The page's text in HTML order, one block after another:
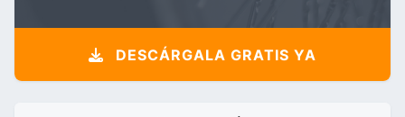
DESCÁRGALA GRATIS YA